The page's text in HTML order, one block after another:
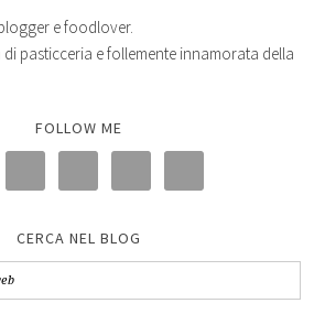
e foodlover.
pasticceria e follemente innamorata della
FOLLOW ME
CERCA NEL BLOG